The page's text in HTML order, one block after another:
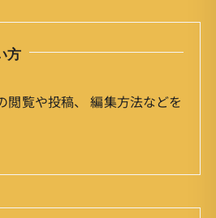
方
閲覧や投稿、 編集方法などを